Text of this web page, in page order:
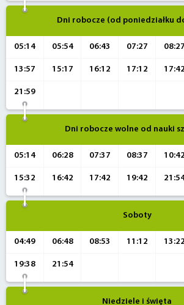
Dni robocze (od poniedziałku
05:14 05:54 06:43 07:27 08:27
13:57 15:17 16:12 17:12 17:42
21:59
Dni robocze wolne od nauki
05:14 06:28 07:37 08:37 10:42
15:32 16:42 17:42 19:42
Soboty
04:49 06:48 08:53 11:12 13:22
19:38 21:54
Niedziele i święta